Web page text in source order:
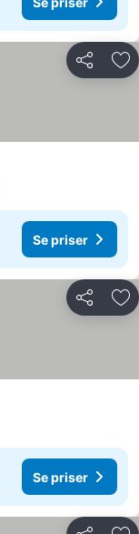
Dela
Se priser
Dela
Se priser